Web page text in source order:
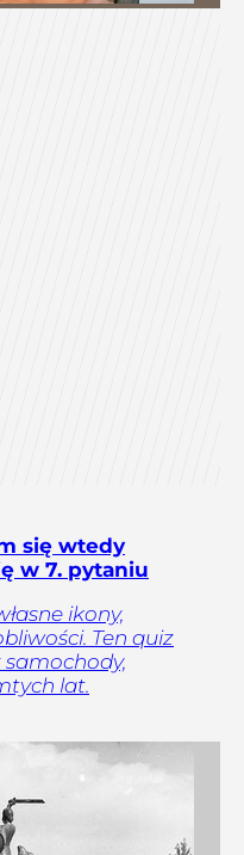
się wtedy
w 7. pytaniu
ikony,
Ten quiz
lat.